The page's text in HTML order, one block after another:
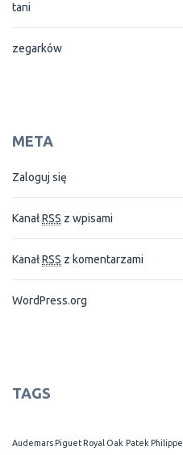
tani
zegarków
META
Zaloguj się
KanałRSS z wpisami
KanałRSS z komentarzami
WordPress.org
TAGS
Audemars Piguet Royal Oak Patek Philippe